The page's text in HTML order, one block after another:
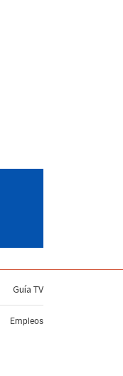
Guía TV
Empleos